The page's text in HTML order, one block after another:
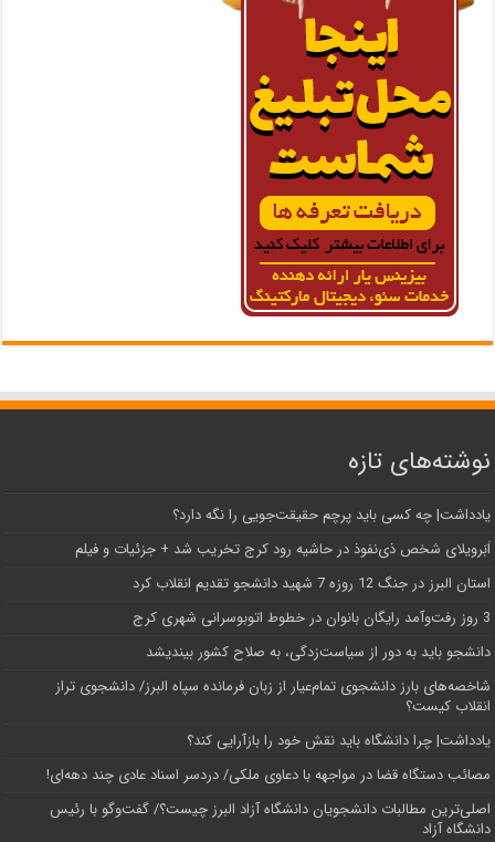
نوشته‌های تازه
یادداشت| ‌چه کسی باید پرچم حقیقت‌جویی را نگه دارد؟
اَبَر‌ویلای شخص ذی‌نفوذ در حاشیه‌ رود کرج تخریب شد + جزئیات و فیلم
استان البرز در جنگ 12 روزه 7 شهید دانشجو تقدیم انقلاب کرد
3 روز رفت‌وآمد رایگان بانوان در خطوط اتوبوسرانی شهری کرج
دانشجو باید به دور از سیاست‌زدگی، به صلاح کشور بیندیشد
شاخصه‌های بارز دانشجوی تمام‌عیار از زبان فرمانده سپاه البرز/ دانشجوی تراز
انقلاب کیست؟
یادداشت| چرا دانشگاه باید نقش خود را بازآرایی کند؟
مصائب دستگاه قضا در مواجهه با دعاوی ملکی/ دردسر اسناد عادی چند‌ دهه‌ای!
اصلی‌ترین مطالبات دانشجویان دانشگاه آزاد البرز چیست؟/ گفت‌وگو با رئیس
دانشگاه آز‌اد